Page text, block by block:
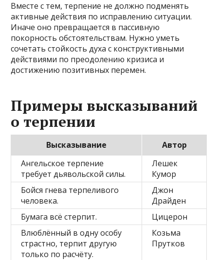
Вместе с тем, терпение не должно подменять
активные действия по исправлению ситуации.
Иначе оно превращается в пассивную
покорность обстоятельствам. Нужно уметь
сочетать стойкость духа с конструктивными
действиями по преодолению кризиса и
достижению позитивных перемен.
Примеры высказываний
о терпении
Высказывание
Автор
Ангельское терпение
требует дьявольской силы.
Лешек
Кумор
Бойся гнева терпеливого
человека.
Джон
Драйден
Бумага всё стерпит.
Цицерон
Влюблённый в одну особу
страстно, терпит другую
только по расчёту.
Козьма
Прутков